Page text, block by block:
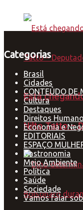
Está
Nilto Tatto –
Categorias
Brasil
Cidades
CONTEÚDO DE
Cultura
Destaques
Direitos
Economia e
EDITORIAIS
ESPAÇO
Gastronomia
Meio Ambiente
Política
Saúde
Sociedade
Vamos falar